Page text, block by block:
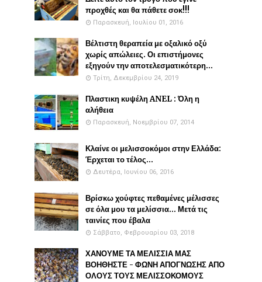
προχθές και θα πάθετε σοκ!!!
Παρασκευή, Ιουλίου 01, 2016
Βέλτιστη θεραπεία με οξαλικό οξύ
χωρίς απώλειες. Οι επιστήμονες
εξηγούν την αποτελεσματικότερη...
Τρίτη, Δεκεμβρίου 24, 2019
Πλαστικη κυψέλη ANEL : Όλη η
αλήθεια
Παρασκευή, Νοεμβρίου 07, 2014
Κλαίνε οι μελισσοκόμοι στην Ελλάδα:
Έρχεται το τέλος...
Δευτέρα, Ιουνίου 06, 2016
Βρίσκω χούφτες πεθαμένες μέλισσες
σε όλα μου τα μελίσσια... Μετά τις
ταινίες που έβαλα
Σάββατο, Φεβρουαρίου 03, 2018
ΧΑΝΟΥΜΕ ΤΑ ΜΕΛΙΣΣΙΑ ΜΑΣ
ΒΟΗΘΗΣΤΕ - ΦΩΝΗ ΑΠΟΓΝΩΣΗΣ ΑΠΟ
ΟΛΟΥΣ ΤΟΥΣ ΜΕΛΙΣΣΟΚΟΜΟΥΣ